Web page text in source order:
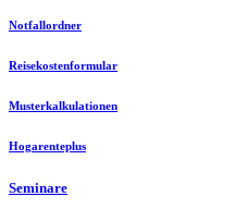
Notfallordner
Reisekostenformular
Musterkalkulationen
Hogarenteplus
Seminare